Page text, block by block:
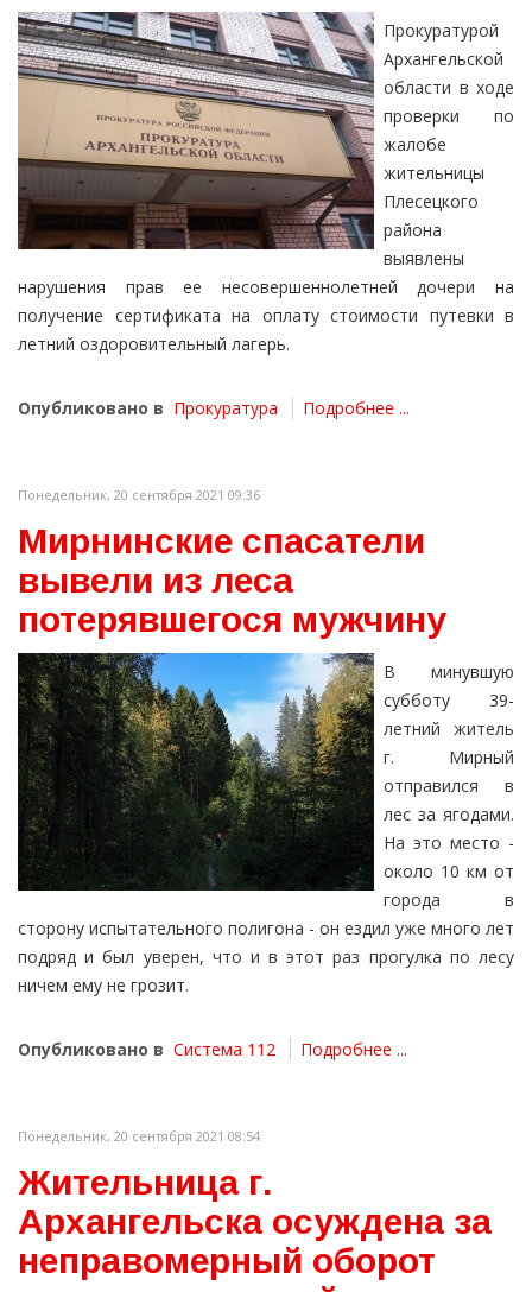
Прокуратурой
Архангельской
области в ходе
проверки по
жалобе
жительницы
Плесецкого
района
выявлены
нарушения прав ее несовершеннолетней дочери на
получение сертификата на оплату стоимости путевки в
летний оздоровительный лагерь.
Опубликовано в Прокуратура Подробнее ...
Понедельник, 20 сентября 2021 09:36
Мирнинские спасатели
вывели из леса
потерявшегося мужчину
В минувшую
субботу 39-
летний житель
г. Мирный
отправился в
лес за ягодами.
На это место -
около 10 км от
города в
сторону испытательного полигона - он ездил уже много лет
подряд и был уверен, что и в этот раз прогулка по лесу
ничем ему не грозит.
Опубликовано в Система 112 Подробнее ...
Понедельник, 20 сентября 2021 08:54
Жительница г.
Архангельска осуждена за
неправомерный оборот